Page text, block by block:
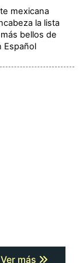
mexicana
la lista
bellos de
Español
Ver más